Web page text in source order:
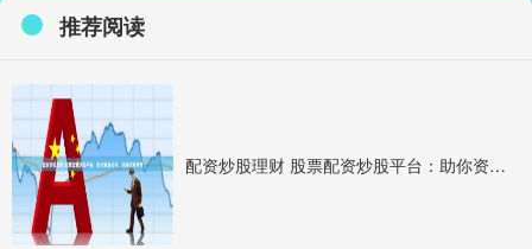
推荐阅读
配资炒股理财 股票配资炒股平台：助你资金杠杆，成就投资梦想